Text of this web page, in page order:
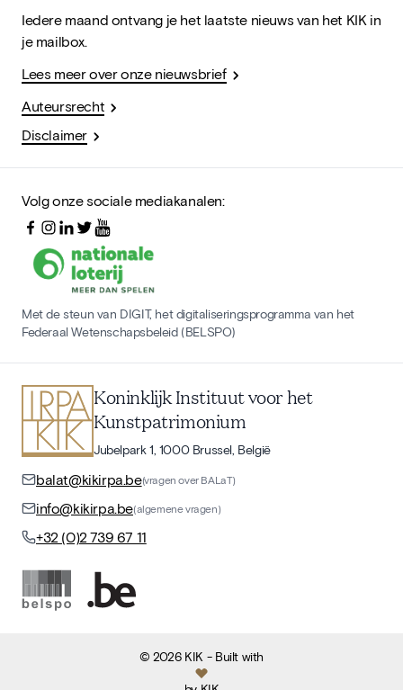
Iedere maand ontvang je het laatste nieuws van het KIK in
je mailbox.
Lees meer over onze nieuwsbrief
Auteursrecht
Disclaimer
Volg onze sociale mediakanalen:
Met de steun van DIGIT, het digitaliseringsprogramma van het
Federaal Wetenschapsbeleid (BELSPO)
Koninklijk Instituut voor het
Kunstpatrimonium
Jubelpark 1, 1000 Brussel, België
balat@kikirpa.be(vragen over BALaT)
info@kikirpa.be(algemene vragen)
+32 (0)2 739 67 11
©2026 KIK - Built with